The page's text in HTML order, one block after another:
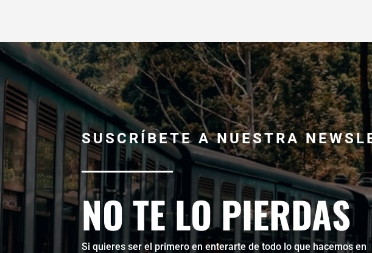
SUSCRÍBETE A NUESTRA
NO TE LO PIERDAS
Si quieres ser el primero en enterarte de todo lo que hacemos en